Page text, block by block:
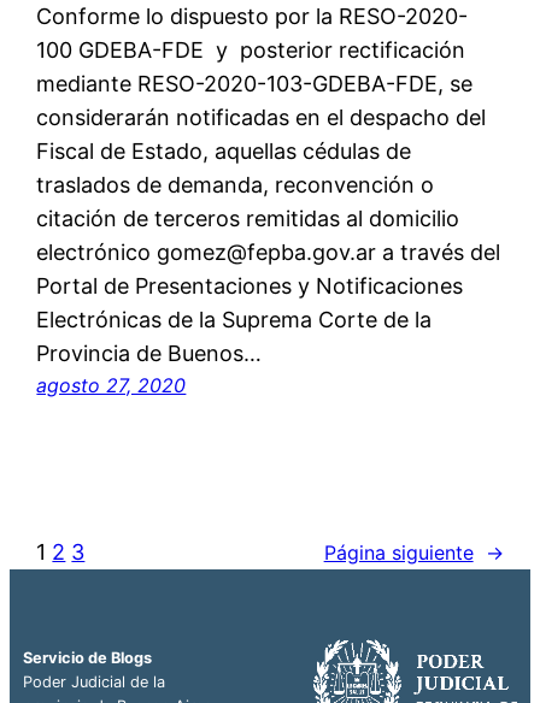
Conforme lo dispuesto por la RESO-2020-
100 GDEBA-FDE y posterior rectificación
mediante RESO-2020-103-GDEBA-FDE, se
considerarán notificadas en el despacho del
Fiscal de Estado, aquellas cédulas de
traslados de demanda, reconvención o
citación de terceros remitidas al domicilio
electrónico gomez@fepba.gov.ar a través del
Portal de Presentaciones y Notificaciones
Electrónicas de la Suprema Corte de la
Provincia de Buenos…
agosto 27, 2020
1 2 3 Página siguiente →
Servicio de Blogs
Poder Judicial de la